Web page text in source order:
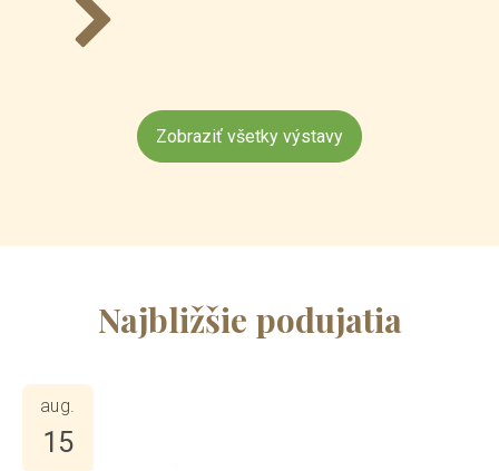
Zobraziť všetky výstavy
Najbližšie podujatia
aug.
15